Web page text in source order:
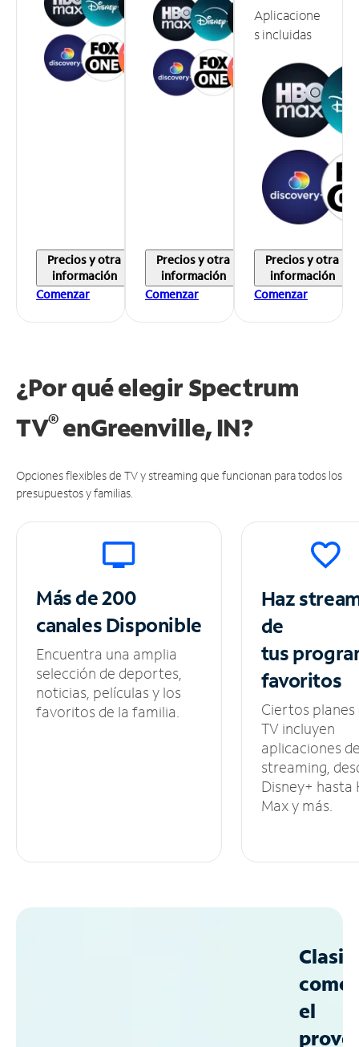
Precios y otra
información
Comenzar
Precios y otra
información
Comenzar
Aplicacione
s incluidas
Precios y otra
información
Comenzar
¿Por qué elegir Spectrum
TV®enGreenville, IN?
Opciones flexibles de TV y streaming que funcionan para todos los
presupuestos y familias.
Más de 200
canalesDisponible
Encuentra una amplia
selección de deportes,
noticias, películas y los
favoritos de la familia.
Haz
de
tus
favoritos
Ciertos planes
TV incluyen
aplicaciones
streaming,
Disney+ hasta
Max y más.
como
el